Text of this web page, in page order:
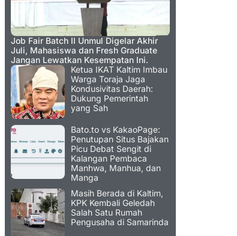
Job Fair Batch II Unmul Digelar Akhir
Juli, Mahasiswa dan Fresh Graduate
Jangan Lewatkan Kesempatan Ini.
Ketua IKAT Kaltim Imbau
Warga Toraja Jaga
Kondusivitas Daerah:
Dukung Pemerintah
yang Sah
Bato.to vs KakaoPage:
Penutupan Situs Bajakan
Picu Debat Sengit di
Kalangan Pembaca
Manhwa, Manhua, dan
Manga
Masih Berada di Kaltim,
KPK Kembali Geledah
Salah Satu Rumah
Pengusaha di Samarinda